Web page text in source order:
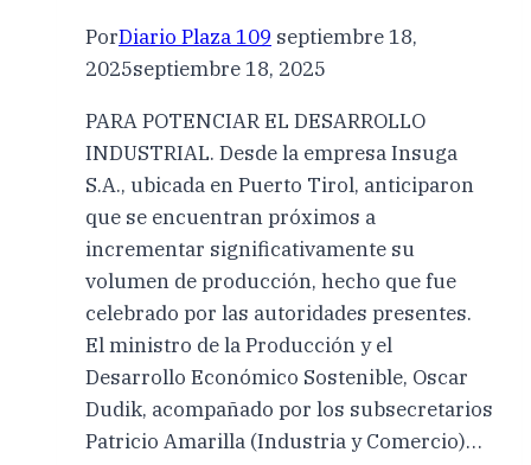
PorDiario Plaza 109 septiembre 18,
2025septiembre 18, 2025
PARA POTENCIAR EL DESARROLLO
INDUSTRIAL. Desde la empresa Insuga
S.A., ubicada en Puerto Tirol, anticiparon
que se encuentran próximos a
incrementar significativamente su
volumen de producción, hecho que fue
celebrado por las autoridades presentes.
El ministro de la Producción y el
Desarrollo Económico Sostenible, Oscar
Dudik, acompañado por los subsecretarios
Patricio Amarilla (Industria y Comercio)…